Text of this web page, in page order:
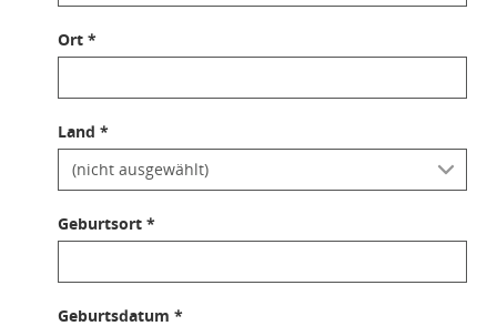
Ort *
Land *
Geburtsort *
Geburtsdatum *